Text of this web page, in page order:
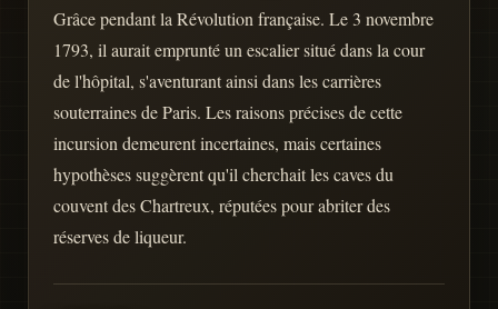
Grâce pendant la Révolution française. Le 3 novembre
1793, il aurait emprunté un escalier situé dans la cour
de l'hôpital, s'aventurant ainsi dans les carrières
souterraines de Paris. Les raisons précises de cette
incursion demeurent incertaines, mais certaines
hypothèses suggèrent qu'il cherchait les caves du
couvent des Chartreux, réputées pour abriter des
réserves de liqueur.